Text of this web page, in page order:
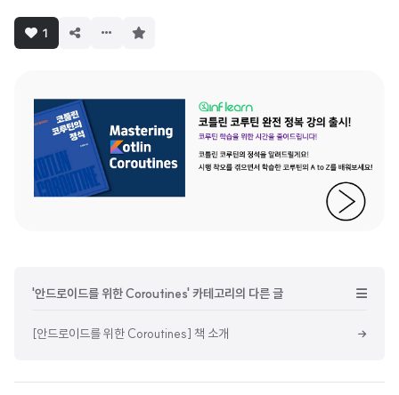
1
'안드로이드를 위한 Coroutines' 카테고리의 다른 글
[안드로이드를 위한 Coroutines] 책 소개